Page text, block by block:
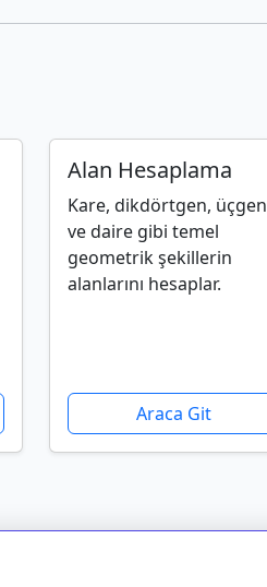
Alan Hesaplama
Kare, dikdörtgen, üçgen
ve daire gibi temel
geometrik şekillerin
alanlarını hesaplar.
Araca Git